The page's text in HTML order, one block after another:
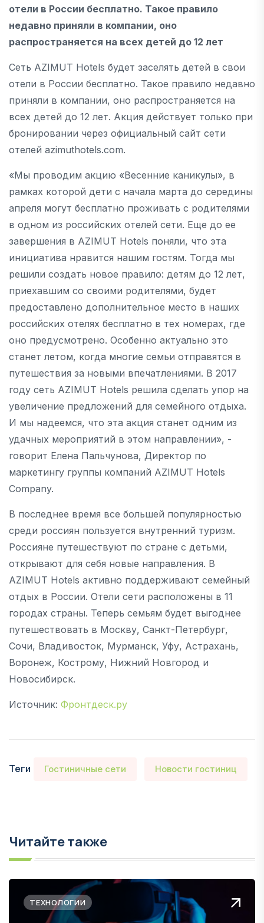
отели в России бесплатно. Такое правило
недавно приняли в компании, оно
распространяется на всех детей до 12 лет
Сеть AZIMUT Hotels будет заселять детей в свои
отели в России бесплатно. Такое правило недавно
приняли в компании, оно распространяется на
всех детей до 12 лет. Акция действует только при
бронировании через официальный сайт сети
отелей azimuthotels.com.
«Мы проводим акцию «Весенние каникулы», в
рамках которой дети с начала марта до середины
апреля могут бесплатно проживать с родителями
в одном из российских отелей сети. Еще до ее
завершения в AZIMUT Hotels поняли, что эта
инициатива нравится нашим гостям. Тогда мы
решили создать новое правило: детям до 12 лет,
приехавшим со своими родителями, будет
предоставлено дополнительное место в наших
российских отелях бесплатно в тех номерах, где
оно предусмотрено. Особенно актуально это
станет летом, когда многие семьи отправятся в
путешествия за новыми впечатлениями. В 2017
году сеть AZIMUT Hotels решила сделать упор на
увеличение предложений для семейного отдыха.
И мы надеемся, что эта акция станет одним из
удачных мероприятий в этом направлении», -
говорит Елена Пальчунова, Директор по
маркетингу группы компаний AZIMUT Hotels
Company.
В последнее время все большей популярностью
среди россиян пользуется внутренний туризм.
Россияне путешествуют по стране с детьми,
открывают для себя новые направления. В
AZIMUT Hotels активно поддерживают семейный
отдых в России. Отели сети расположены в 11
городах страны. Теперь семьям будет выгоднее
путешествовать в Москву, Санкт-Петербург,
Сочи, Владивосток, Мурманск, Уфу, Астрахань,
Воронеж, Кострому, Нижний Новгород и
Новосибирск.
Источник: Фронтдеск.ру
Теги Гостиничные сети Новости гостиниц
Читайте также
ТЕХНОЛОГИИ